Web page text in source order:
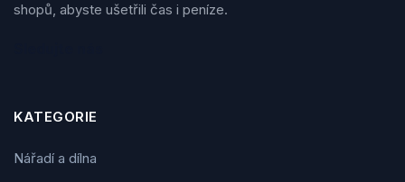
shopů, abyste ušetřili čas i peníze.
KATEGORIE
Nářadí a dílna